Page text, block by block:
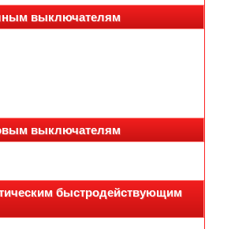
выключателям
выключателям
быстродействующим